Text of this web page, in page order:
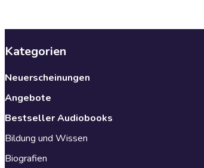
Kategorien
Neuerscheinungen
Angebote
Bestseller Audiobooks
Bildung und Wissen
Biografien